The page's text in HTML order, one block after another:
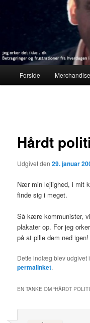
jeg orker
Betragninger og
Forside
Hårdt
Udgivet den29. januar
Nær min lejlighed, i mit
finde sig i meget.
Så kære kommunister,
plakater op. For jeg
på at pille dem ned igen!
Dette indlæg blev udgivet
permalinket.
EN TANKE OM “HÅRDT